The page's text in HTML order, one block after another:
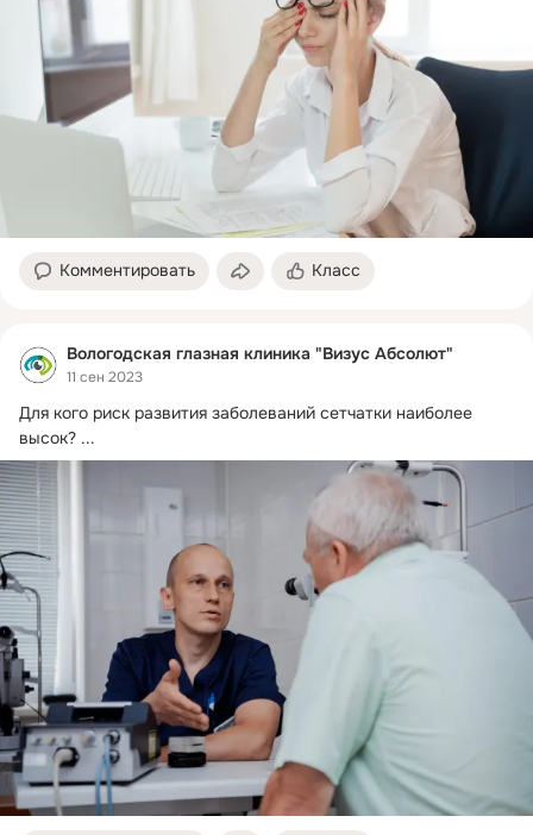
Комментировать Класс
Вологодская глазная клиника "Визус Абсолют"
11 сен 2023
Для кого риск развития заболеваний сетчатки наиболее
высок? ...